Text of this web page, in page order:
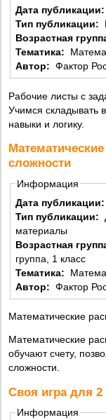
Дата публикации:
Тип публикации:
Возрастная
Тематика:
Автор: Фактор
Рабочие листы с
Учимся складывать
навыки и логику.
сложности
Информация
Дата публикации:
Тип публикации:
материалы
Возрастная
группа, 1 класс
Тематика:
Автор: Фактор
Математические
Математические
обучают счету,
сложности.
Своя игра для 2
Информация